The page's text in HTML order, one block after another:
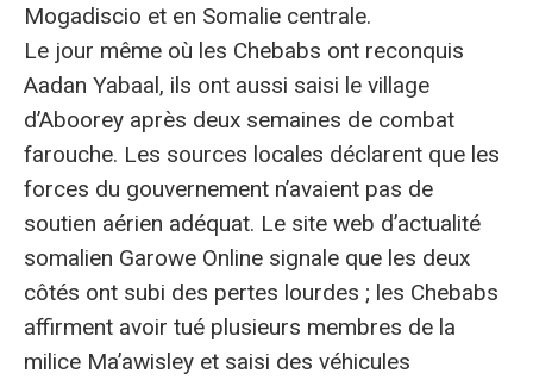
Mogadiscio et en Somalie centrale.
Le jour même où les Chebabs ont reconquis
Aadan Yabaal, ils ont aussi saisi le village
d’Aboorey après deux semaines de combat
farouche. Les sources locales déclarent que les
forces du gouvernement n’avaient pas de
soutien aérien adéquat. Le site web d’actualité
somalien Garowe Online signale que les deux
côtés ont subi des pertes lourdes ; les Chebabs
affirment avoir tué plusieurs membres de la
milice Ma’awisley et saisi des véhicules